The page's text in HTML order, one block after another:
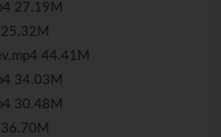
27.19M
44.41M
34.03M
30.48M